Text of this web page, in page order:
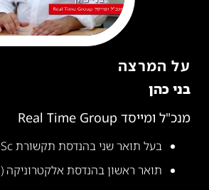
על המרצה
בני כהן
מנכ"ל ומייסד Real Time Group
בעל תואר שני בהנדסת תקשורת M.Sc
תואר ראשון בהנדסת אלקטרוניקה (BScTE)